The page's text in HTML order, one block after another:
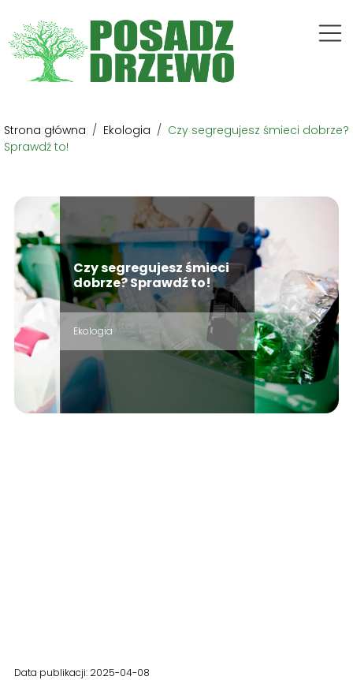
Strona główna / Ekologia / Czy segregujesz śmieci dobrze?
Sprawdź to!
Czy segregujesz śmieci
dobrze? Sprawdź to!
Ekologia
Data publikacji: 2025-04-08